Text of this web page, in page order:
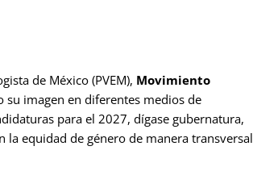
de México (PVEM), Movimiento
su imagen en diferentes medios de
para el 2027, dígase gubernatura,
equidad de género de manera transversal